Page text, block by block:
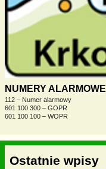
NUMERY ALARMOWE
112 – Numer alarmowy
601 100 300 – GOPR
601 100 100 – WOPR
Ostatnie wpisy